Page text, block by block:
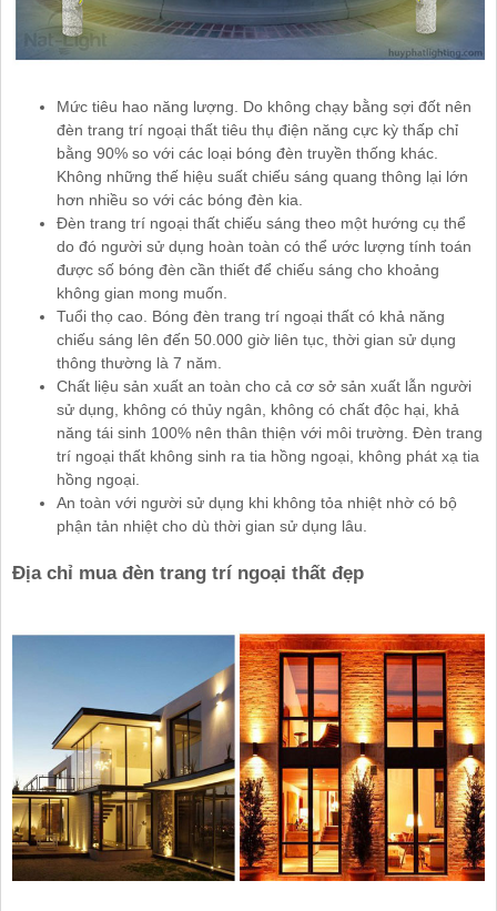
Mức tiêu hao năng lượng. Do không chạy bằng sợi đốt nên
đèn trang trí ngoại thất tiêu thụ điện năng cực kỳ thấp chỉ
bằng 90% so với các loại bóng đèn truyền thống khác.
Không những thế hiệu suất chiếu sáng quang thông lại lớn
hơn nhiều so với các bóng đèn kia.
Đèn trang trí ngoại thất chiếu sáng theo một hướng cụ thể
do đó người sử dụng hoàn toàn có thể ước lượng tính toán
được số bóng đèn cần thiết để chiếu sáng cho khoảng
không gian mong muốn.
Tuổi thọ cao. Bóng đèn trang trí ngoại thất có khả năng
chiếu sáng lên đến 50.000 giờ liên tục, thời gian sử dụng
thông thường là 7 năm.
Chất liệu sản xuất an toàn cho cả cơ sở sản xuất lẫn người
sử dụng, không có thủy ngân, không có chất độc hại, khả
năng tái sinh 100% nên thân thiện với môi trường. Đèn trang
trí ngoại thất không sinh ra tia hồng ngoại, không phát xạ tia
hồng ngoại.
An toàn với người sử dụng khi không tỏa nhiệt nhờ có bộ
phận tản nhiệt cho dù thời gian sử dụng lâu.
Địa chỉ mua đèn trang trí ngoại thất đẹp